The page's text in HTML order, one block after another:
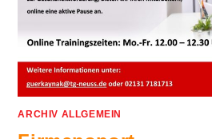
ARCHIV ALLGEMEIN